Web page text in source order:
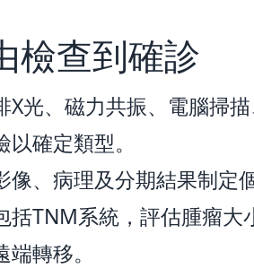
檢查到確診
X光、磁力共振、電腦掃
確定類型。
像、病理及分期結果制定
括TNM系統，評估腫瘤大
轉移。